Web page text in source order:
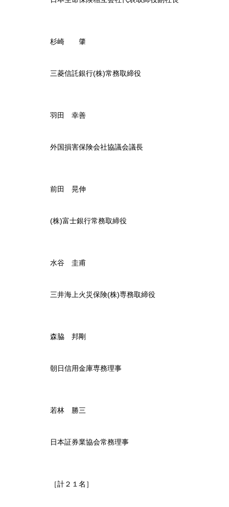
杉崎 肇
三菱信託銀行(株)常務取締役
羽田 幸善
外国損害保険会社協議会議長
前田 晃伸
(株)富士銀行常務取締役
水谷 圭甫
三井海上火災保険(株)専務取締役
森脇 邦剛
朝日信用金庫専務理事
若林 勝三
日本証券業協会常務理事
［計２１名］